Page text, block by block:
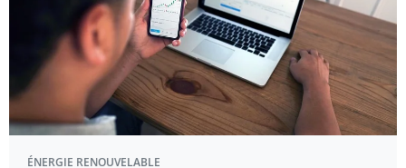
ÉNERGIE RENOUVELABLE